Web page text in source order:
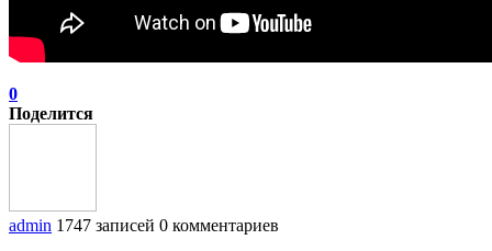
0
Поделится
admin 1747 записей 0 комментариев